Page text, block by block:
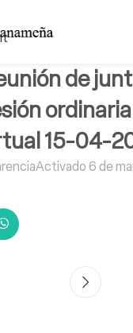
de
15-04-
Activado 6 de